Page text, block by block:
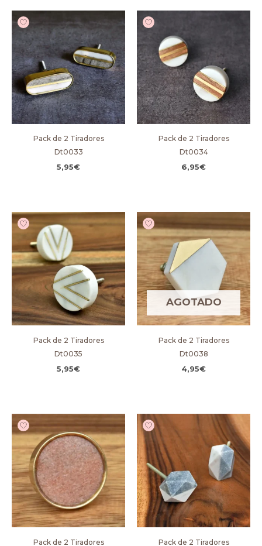
Pack de 2 Tiradores
Dt0033
5,95€
Pack de 2 Tiradores
Dt0034
6,95€
Pack de 2 Tiradores
Dt0035
5,95€
AGOTADO
Pack de 2 Tiradores
Dt0038
4,95€
Pack de 2 Tiradores Pack de 2 Tiradores